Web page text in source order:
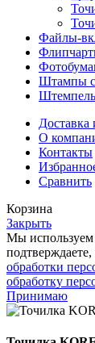
Файлы-
Штампы
Доставка
О
Контакты
Сравнить
Корзина
Закрыть
Мы используем
обработки
обработку
Принимаю